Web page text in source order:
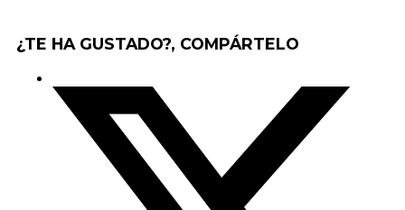
¿TE HA GUSTADO?, COMPÁRTELO